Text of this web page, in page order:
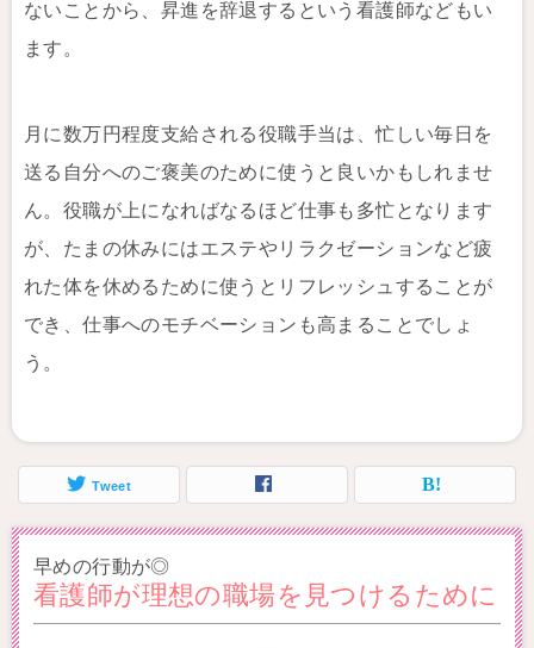
ないことから、昇進を辞退するという看護師などもい
ます。
月に数万円程度支給される役職手当は、忙しい毎日を
送る自分へのご褒美のために使うと良いかもしれませ
ん。役職が上になればなるほど仕事も多忙となります
が、たまの休みにはエステやリラクゼーションなど疲
れた体を休めるために使うとリフレッシュすることが
でき、仕事へのモチベーションも高まることでしょ
う。
Tweet
早めの行動が◎
看護師が理想の職場を見つけるために